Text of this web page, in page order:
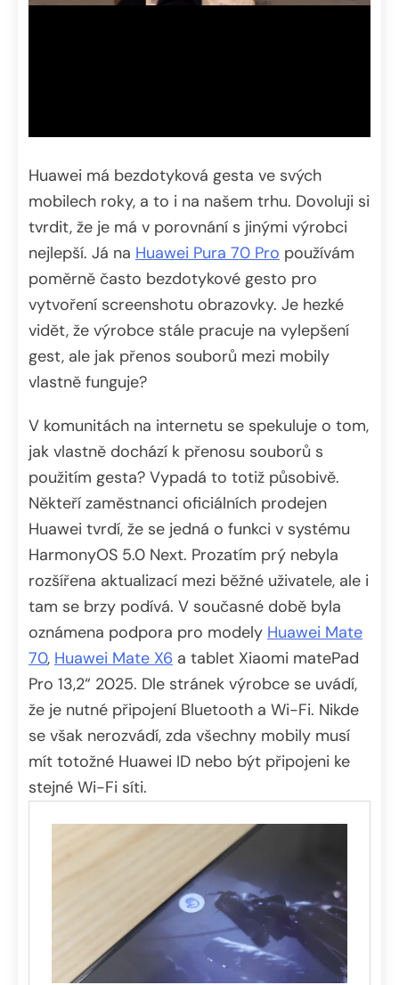
Huawei má bezdotyková gesta ve svých
mobilech roky, a to i na našem trhu. Dovoluji si
tvrdit, že je má v porovnání s jinými výrobci
nejlepší. Já na Huawei Pura 70 Pro používám
poměrně často bezdotykové gesto pro
vytvoření screenshotu obrazovky. Je hezké
vidět, že výrobce stále pracuje na vylepšení
gest, ale jak přenos souborů mezi mobily
vlastně funguje?
V komunitách na internetu se spekuluje o tom,
jak vlastně dochází k přenosu souborů s
použitím gesta? Vypadá to totiž působivě.
Někteří zaměstnanci oficiálních prodejen
Huawei tvrdí, že se jedná o funkci v systému
HarmonyOS 5.0 Next. Prozatím prý nebyla
rozšířena aktualizací mezi běžné uživatele, ale i
tam se brzy podívá. V současné době byla
oznámena podpora pro modely Huawei Mate
70, Huawei Mate X6 a tablet Xiaomi matePad
Pro 13,2“ 2025. Dle stránek výrobce se uvádí,
že je nutné připojení Bluetooth a Wi-Fi. Nikde
se však nerozvádí, zda všechny mobily musí
mít totožné Huawei ID nebo být připojeni ke
stejné Wi-Fi síti.